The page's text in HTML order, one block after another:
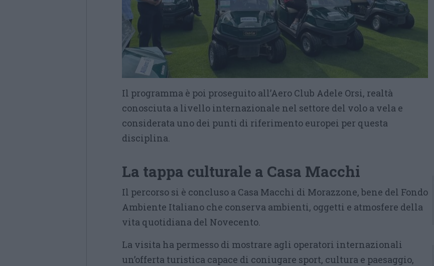
Il programma è poi proseguito all’Aero Club Adele Orsi, realtà
conosciuta a livello internazionale nel settore del volo a vela e
considerata uno dei punti di riferimento europei per questa
disciplina.
La tappa culturale a Casa Macchi
Il percorso si è concluso a Casa Macchi di Morazzone, bene del Fondo
Ambiente Italiano che conserva ambienti, oggetti e atmosfere della
vita quotidiana del Novecento.
La visita ha permesso di mostrare agli operatori internazionali
un’offerta turistica capace di coniugare sport, cultura e paesaggio,